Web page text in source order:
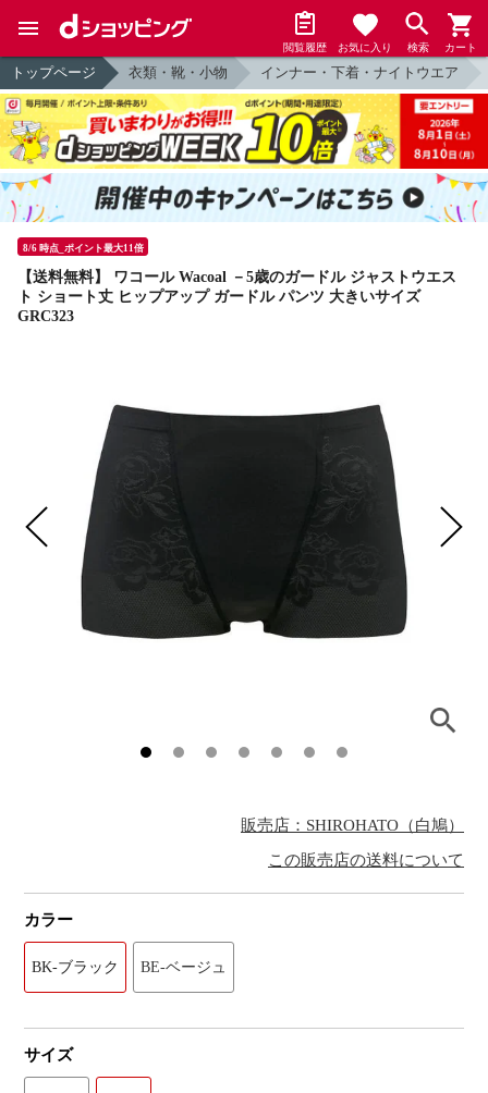
閲覧履歴 お気に入り 検索 カート
トップページ 衣類・靴・小物 インナー・下着・ナイトウエア
8/6 時点_ポイント最大11倍
【送料無料】 ワコール Wacoal －5歳のガードル ジャストウエス
ト ショート丈 ヒップアップ ガードル パンツ 大きいサイズ
GRC323
販売店：SHIROHATO（白鳩）
この販売店の送料について
カラー
BK-ブラック BE-ベージュ
サイズ